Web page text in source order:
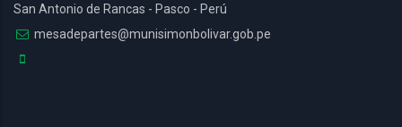
San Antonio de Rancas - Pasco - Perú
mesadepartes@munisimonbolivar.gob.pe